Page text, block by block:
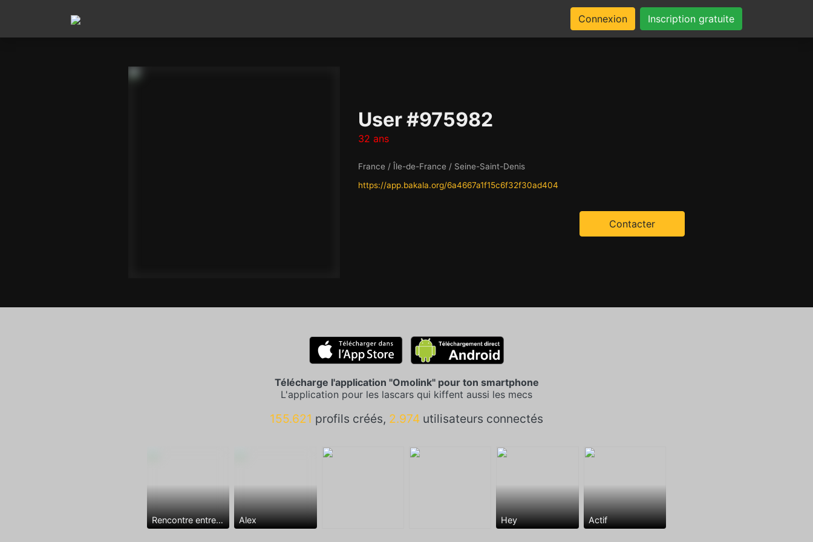
Connexion Inscription gratuite
User #975982
32 ans
France / Île-de-France / Seine-Saint-Denis
https://app.bakala.org/6a4667a1f15c6f32f30ad404
Contacter
Télécharge l'application "Omolink" pour ton smartphone
L'application pour les lascars qui kiffent aussi les mecs
155.621 profils créés, 2.974 utilisateurs connectés
Rencontre entre mecs Alex Hey Actif